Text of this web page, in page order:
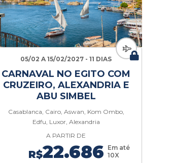
05/02 A 15/02/2027 - 11 DIAS
CARNAVAL NO EGITO COM
CRUZEIRO, ALEXANDRIA E
ABU SIMBEL
Casablanca, Cairo, Aswan, Kom Ombo,
Edfu, Luxor, Alexandria
A PARTIR DE
R$22.686 Em até
10X